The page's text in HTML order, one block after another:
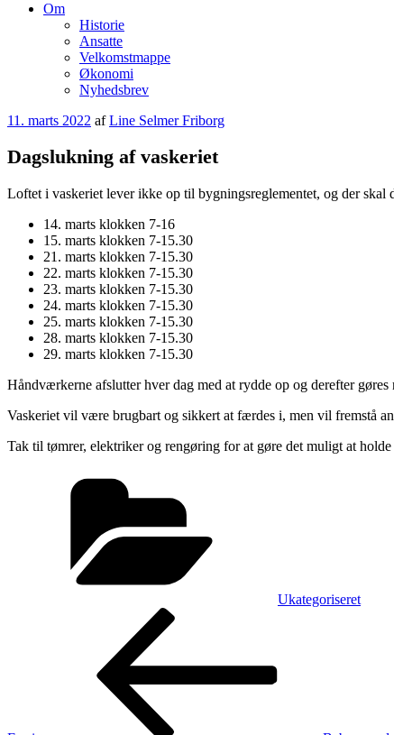
Om
Historie
Ansatte
Velkomstmappe
Økonomi
Nyhedsbrev
Udgivet
11. marts 2022 afLine Selmer Friborg
Dagslukning af vaskeriet
Loftet i vaskeriet lever ikke op til bygningsreglementet, og der
14. marts klokken 7-16
15. marts klokken 7-15.30
21. marts klokken 7-15.30
22. marts klokken 7-15.30
23. marts klokken 7-15.30
24. marts klokken 7-15.30
25. marts klokken 7-15.30
28. marts klokken 7-15.30
29. marts klokken 7-15.30
Håndværkerne afslutter hver dag med at rydde op og derefter
Vaskeriet vil være brugbart og sikkert at færdes i, men vil fremstå
Tak til tømrer, elektriker og rengøring for at gøre det muligt at holde
Ukategoriseret
Indlægsnavigation